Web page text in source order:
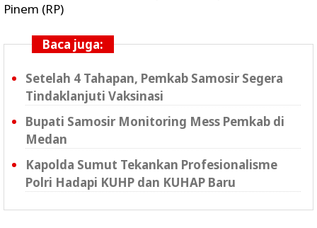
Pinem (RP)
Baca juga:
Setelah 4 Tahapan, Pemkab Samosir Segera
Tindaklanjuti Vaksinasi
Bupati Samosir Monitoring Mess Pemkab di
Medan
Kapolda Sumut Tekankan Profesionalisme
Polri Hadapi KUHP dan KUHAP Baru